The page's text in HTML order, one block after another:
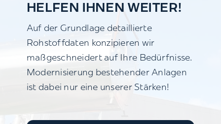
HELFEN IHNEN WEITER!
Auf der Grundlage detaillierte
Rohstoffdaten konzipieren wir
maßgeschneidert auf Ihre Bedürfnisse.
Modernisierung bestehender Anlagen
ist dabei nur eine unserer Stärken!